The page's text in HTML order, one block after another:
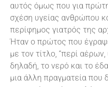
αυτός όμως που για
σχέση υγείας ανθρώπου
περίφημος γιατρός της
Ήταν ο πρώτος που
με τον τίτλο, “περί
δηλαδή, το νερό και το
μια άλλη πραγματεία που